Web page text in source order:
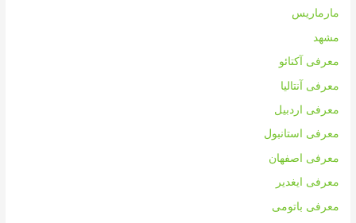
مارماریس
مشهد
معرفی آکتائو
معرفی آنتالیا
معرفی اردبیل
معرفی استانبول
معرفی اصفهان
معرفی ایغدیر
معرفی باتومی